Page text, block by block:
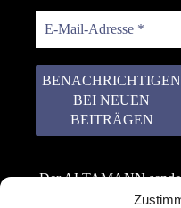
Der ALTAMANN
keinen Spam! Er gibt